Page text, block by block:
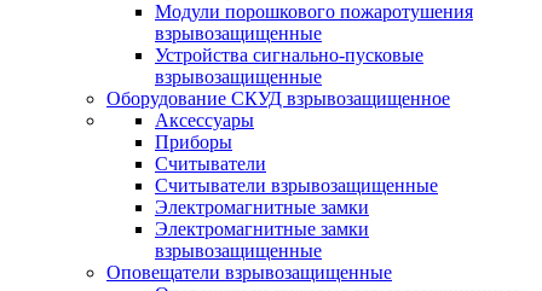
Модули порошкового пожаротушения
взрывозащищенные
Устройства сигнально-пусковые
взрывозащищенные
Оборудование СКУД взрывозащищенное
Аксессуары
Приборы
Считыватели
Считыватели взрывозащищенные
Электромагнитные замки
Электромагнитные замки
взрывозащищенные
Оповещатели взрывозащищенные